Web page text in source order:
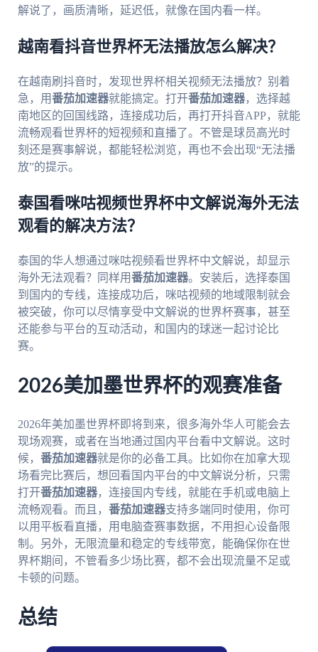
解说了，画质清晰，延迟低，就像在国内看一样。
越南看抖音世界杯无法播放怎么解决？
在越南刷抖音时，发现世界杯相关视频无法播放？别着
急，用番茄加速器就能搞定。打开番茄加速器，选择越
南地区的回国线路，连接成功后，再打开抖音APP，就能
流畅观看世界杯的短视频和直播了。不管是球员高光时
刻还是赛事解说，都能轻松浏览，再也不会出现“无法播
放”的提示。
泰国看咪咕视频世界杯中文解说海外无法
观看的解决方法？
泰国的华人想通过咪咕视频看世界杯中文解说，却显示
海外无法观看？同样用番茄加速器。安装后，选择泰国
到国内的专线，连接成功后，咪咕视频的地域限制就会
被突破，你可以尽情享受中文解说的世界杯赛事，甚至
还能参与平台的互动活动，和国内的球迷一起讨论比
赛。
2026美加墨世界杯的观赛准备
2026年美加墨世界杯即将到来，很多海外华人可能会去
现场观赛，或者在当地通过国内平台看中文解说。这时
候， 番茄加速器就是你的必备工具。比如你在加拿大现
场看完比赛后，想回看国内平台的中文解说分析，只需
打开番茄加速器，连接国内专线，就能在手机或电脑上
流畅观看。而且， 番茄加速器支持多端同时使用，你可
以用平板看直播，用电脑查赛事数据，不用担心设备限
制。另外，无限流量和稳定的专线带宽，能确保你在世
界杯期间，不管看多少场比赛，都不会出现流量不足或
卡顿的问题。
总结